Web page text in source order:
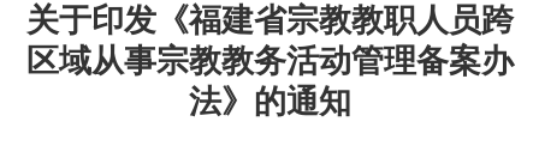
关于印发《福建省宗教教职人员跨
区域从事宗教教务活动管理备案办
法》的通知